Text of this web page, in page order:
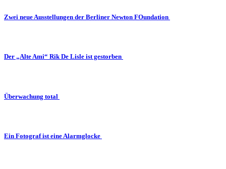
Zwei neue Ausstellungen der Berliner Newton FOundation
Der „Alte Ami“ Rik De Lisle ist gestorben
Überwachung total
Ein Fotograf ist eine Alarmglocke